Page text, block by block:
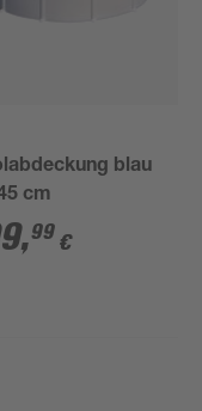
blau
cm
,99 €